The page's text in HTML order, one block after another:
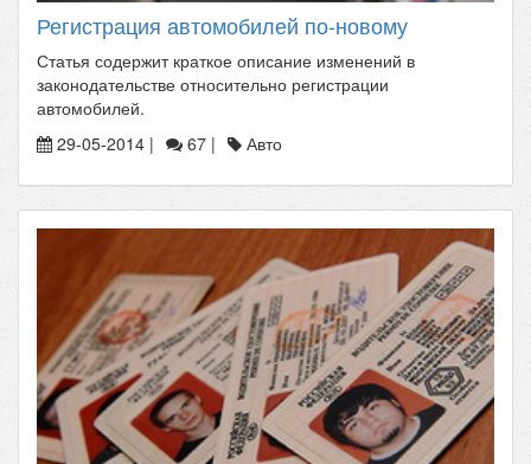
Регистрация автомобилей по-новому
Статья содержит краткое описание изменений в
законодательстве относительно регистрации
автомобилей.
29-05-2014 |
67 | Авто